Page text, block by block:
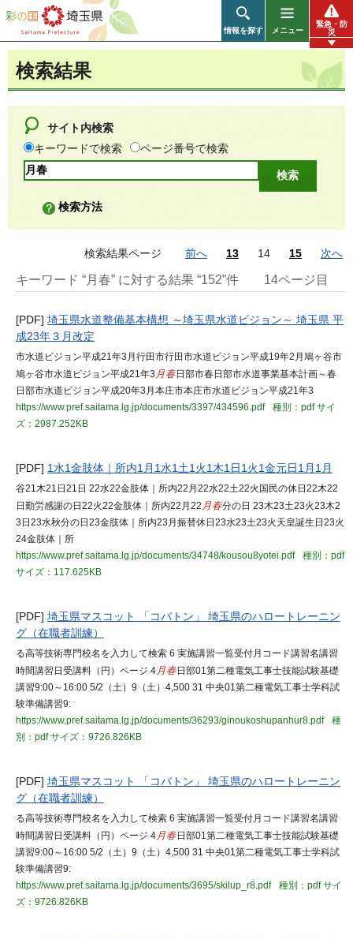
彩の国 埼玉県
情報を探す メニュー
緊急・防
災
検索結果
サイト内検索
キーワードで検索
ページ番号で検索
検索方法
検索結果ページ 前へ 13 14 15 次へ
キーワード “月春” に対する結果 “152”件 14ページ目
[PDF] 埼玉県水道整備基本構想 ～埼玉県水道ビジョン～ 埼玉県 平
成23年３月改定
市水道ビジョン平成21年3月行田市行田市水道ビジョン平成19年2月鳩ヶ谷市
鳩ヶ谷市水道ビジョン平成21年3 月春日部市春日部市水道事業基本計画～春
日部市水道ビジョン平成20年3月本庄市本庄市水道ビジョン平成21年3
https://www.pref.saitama.lg.jp/documents/3397/434596.pdf
種別：pdfサイ
ズ：2987.252KB
[PDF] 1水1金肢体｜所内1月1水1土1火1木1日1火1金元日1月1月
谷21木21日21日 22水22金肢体｜所内22月22水22土22火国民の休日22木22
日勤労感謝の日22火22金肢体｜所内22月22 月春分の日 23木23土23火23木2
3日23水秋分の日23金肢体｜所内23月振替休日23水23土23火天皇誕生日23火
24金肢体｜所
https://www.pref.saitama.lg.jp/documents/34748/kousou8yotei.pdf
種別：pdf
サイズ：117.625KB
[PDF] 埼玉県マスコット 「コバトン」 埼玉県のハロートレーニン
グ（在職者訓練）
る高等技術専門校名を入力して検索 6 実施講習一覧受付月コード講習名講習
時間講習日受講料（円）ページ 4月春日部01第二種電気工事士技能試験基礎
講習9:00～16:00 5/2（土）9（土）4,500 31 中央01第二種電気工事士学科試
験準備講習9:
https://www.pref.saitama.lg.jp/documents/36293/ginoukoshupanhur8.pdf
種
別：pdfサイズ：9726.826KB
[PDF] 埼玉県マスコット 「コバトン」 埼玉県のハロートレーニン
グ（在職者訓練）
る高等技術専門校名を入力して検索 6 実施講習一覧受付月コード講習名講習
時間講習日受講料（円）ページ 4月春日部01第二種電気工事士技能試験基礎
講習9:00～16:00 5/2（土）9（土）4,500 31 中央01第二種電気工事士学科試
験準備講習9:
https://www.pref.saitama.lg.jp/documents/3695/skilup_r8.pdf
種別：pdfサイ
ズ：9726.826KB